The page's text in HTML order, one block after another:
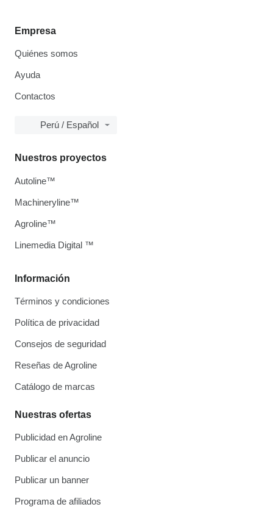
Empresa
Quiénes somos
Ayuda
Contactos
Perú / Español
Información
Términos y condiciones
Política de privacidad
Consejos de seguridad
Reseñas de Agroline
Catálogo de marcas
Nuestras ofertas
Publicidad en Agroline
Publicar el anuncio
Publicar un banner
Programa de afiliados
Nuestros proyectos
Autoline™
Machineryline™
Agroline™
Linemedia Digital ™